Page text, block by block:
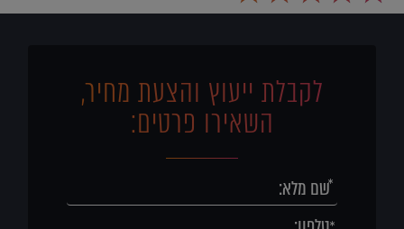
לקבלת ייעוץ והצעת מחיר,
השאירו פרטים: